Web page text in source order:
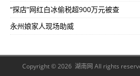
“探店”网红白冰偷税超900万元被查
永州娘家人现场助威
Copyright © 2026 湖南网 All rights